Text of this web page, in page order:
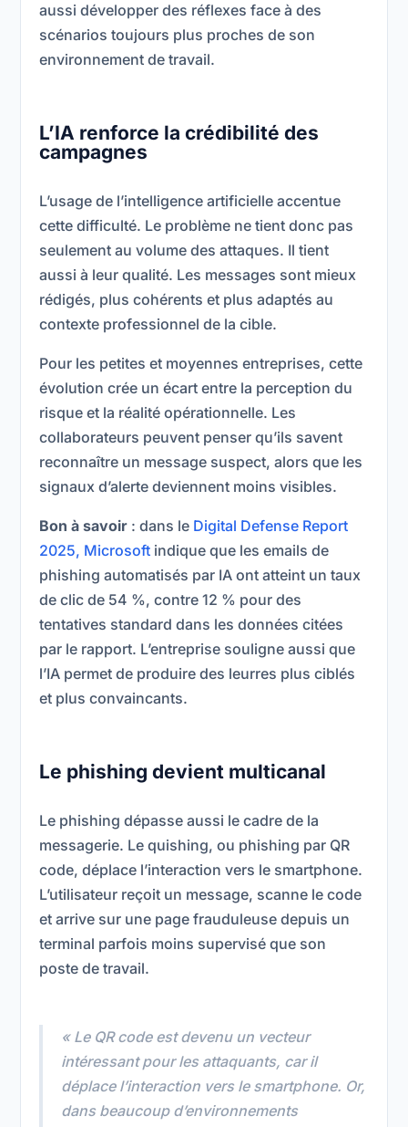
aussi développer des réflexes face à des
scénarios toujours plus proches de son
environnement de travail.
L’IA renforce la crédibilité des
campagnes
L’usage de l’intelligence artificielle accentue
cette difficulté. Le problème ne tient donc pas
seulement au volume des attaques. Il tient
aussi à leur qualité. Les messages sont mieux
rédigés, plus cohérents et plus adaptés au
contexte professionnel de la cible.
Pour les petites et moyennes entreprises, cette
évolution crée un écart entre la perception du
risque et la réalité opérationnelle. Les
collaborateurs peuvent penser qu’ils savent
reconnaître un message suspect, alors que les
signaux d’alerte deviennent moins visibles.
Bon à savoir : dans le Digital Defense Report
2025, Microsoft indique que les emails de
phishing automatisés par IA ont atteint un taux
de clic de 54 %, contre 12 % pour des
tentatives standard dans les données citées
par le rapport. L’entreprise souligne aussi que
l’IA permet de produire des leurres plus ciblés
et plus convaincants.
Le phishing devient multicanal
Le phishing dépasse aussi le cadre de la
messagerie. Le quishing, ou phishing par QR
code, déplace l’interaction vers le smartphone.
L’utilisateur reçoit un message, scanne le code
et arrive sur une page frauduleuse depuis un
terminal parfois moins supervisé que son
poste de travail.
« Le QR code est devenu un vecteur
intéressant pour les attaquants, car il
déplace l’interaction vers le smartphone. Or,
dans beaucoup d’environnements